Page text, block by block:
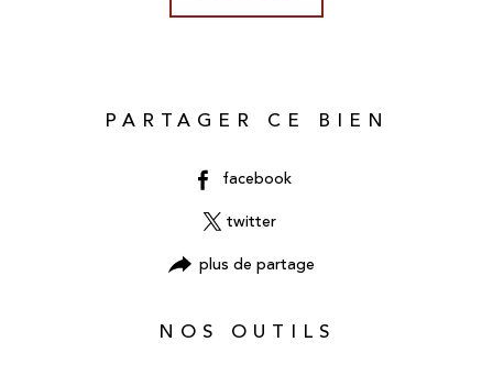
PARTAGER CE BIEN
facebook
twitter
plus de partage
NOS OUTILS